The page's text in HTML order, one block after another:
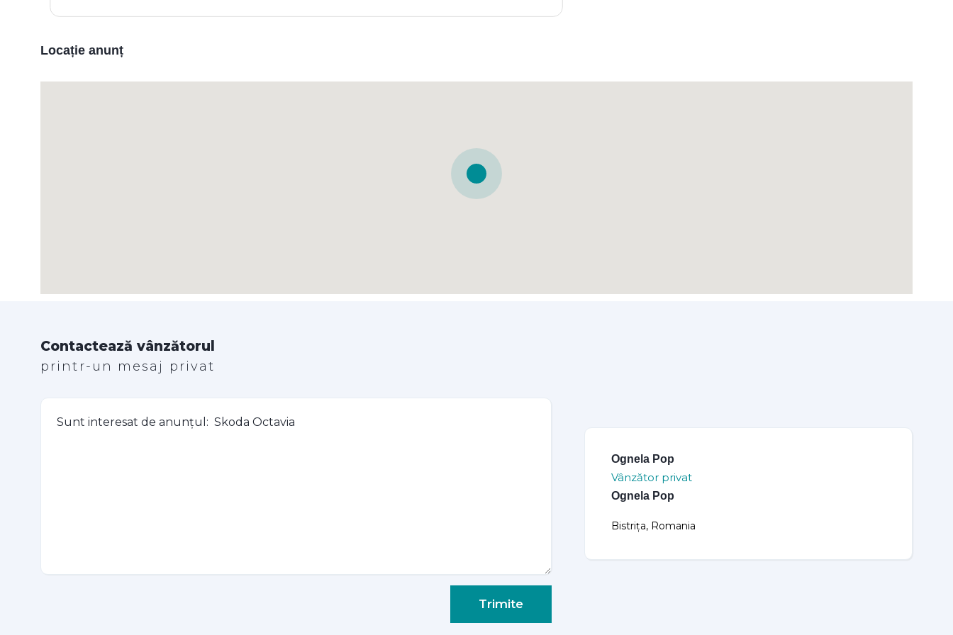
Locație anunț
Contactează vânzătorul
printr-un mesaj privat
Trimite
Ognela Pop
Vânzător privat
Ognela Pop
Bistrița, Romania